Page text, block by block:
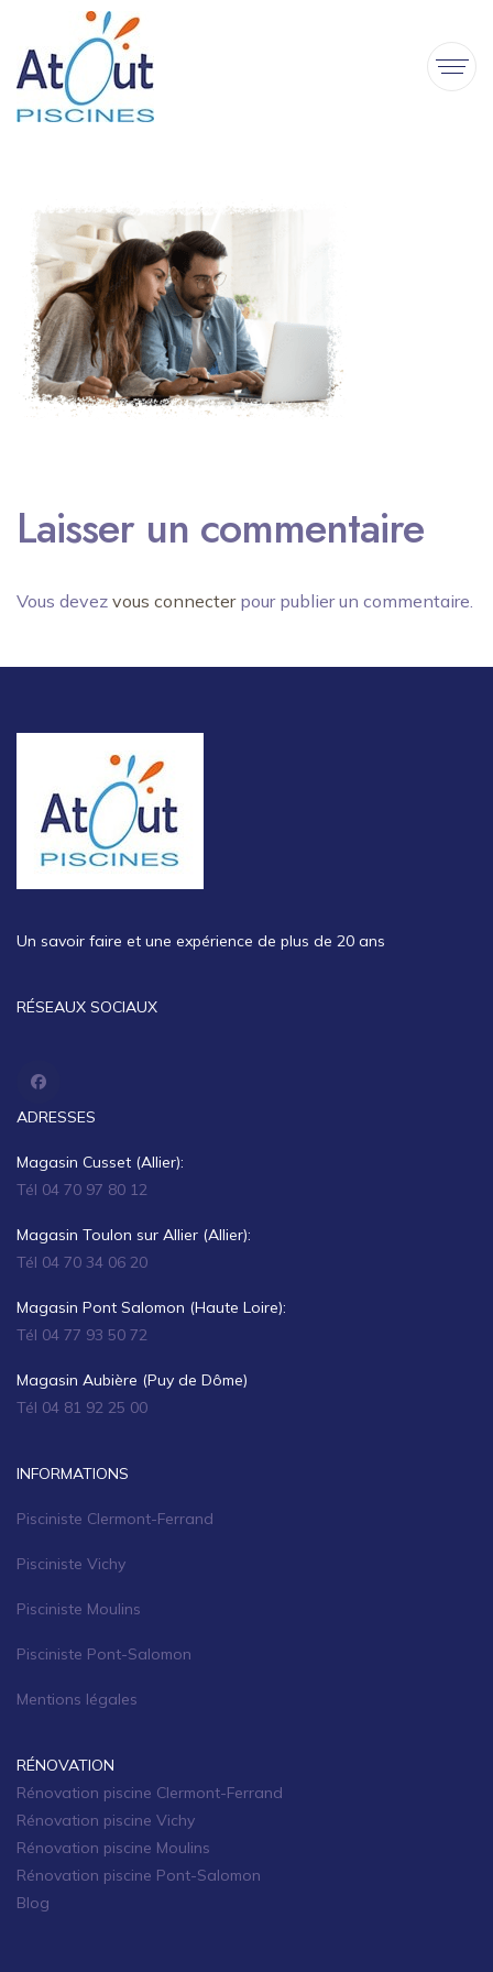
Laisser un commentaire
Vous devez vous connecterpour publier un commentaire.
Un savoir faire et une expérience de plus de 20 ans
RÉSEAUX SOCIAUX
ADRESSES
Magasin Cusset (Allier):
Tél 04 70 97 80 12
Magasin Toulon sur Allier (Allier):
Tél 04 70 34 06 20
Magasin Pont Salomon (Haute Loire):
Tél 04 77 93 50 72
Magasin Aubière (Puy de Dôme)
Tél 04 81 92 25 00
INFORMATIONS
Pisciniste Clermont-Ferrand
Pisciniste Vichy
Pisciniste Moulins
Pisciniste Pont-Salomon
Mentions légales
RÉNOVATION
Rénovation piscine Clermont-Ferrand
Rénovation piscine Vichy
Rénovation piscine Moulins
Rénovation piscine Pont-Salomon
Blog